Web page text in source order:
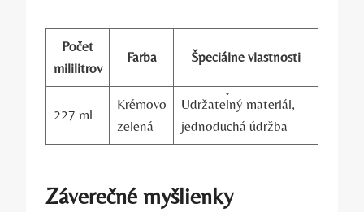
Počet
mililitrov
Farba Špeciálne vlastnosti
227 ml
Krémovo
zelená
Udržateľný materiál,
jednoduchá údržba
Záverečné myšlienky